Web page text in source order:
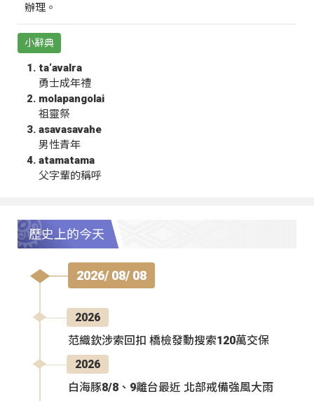
辦理。
小辭典
ta‘avalra
勇士成年禮
molapangolai
祖靈祭
asavasavahe
男性青年
atamatama
父字輩的稱呼
歷史上的今天
2026/ 08/ 08
2026
范織欽涉索回扣 橋檢發動搜索120萬交保
2026
白海豚8/8、9離台最近 北部戒備強風大雨